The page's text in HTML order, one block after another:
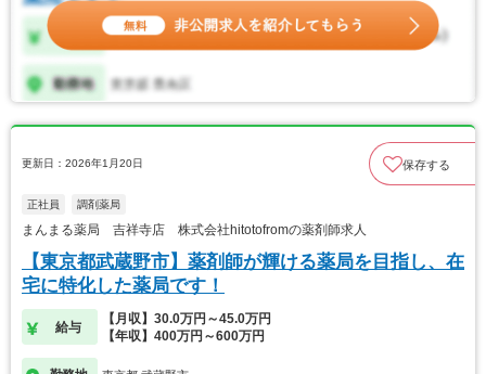
更新日：2026年1月20日 保存する
正社員 調剤薬局
まんまる薬局 吉祥寺店 株式会社hitotofromの薬剤師求人
【東京都武蔵野市】薬剤師が輝ける薬局を目指し、在
宅に特化した薬局です！
給与
【月収】30.0万円～45.0万円
【年収】400万円～600万円